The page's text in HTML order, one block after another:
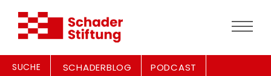
SUCHE SCHADERBLOG PODCAST